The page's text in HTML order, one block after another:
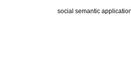
social semantic